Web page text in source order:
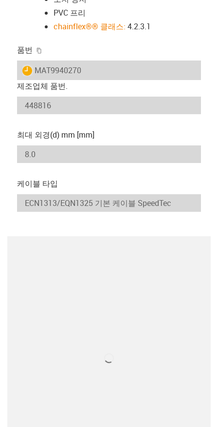
PVC 프리
chainflex®® 클래스: 4.2.3.1
품번
igus-icon-lieferzeit
MAT9940270
제조업체 품번.
최대 외경(d) mm [mm]
케이블 타입